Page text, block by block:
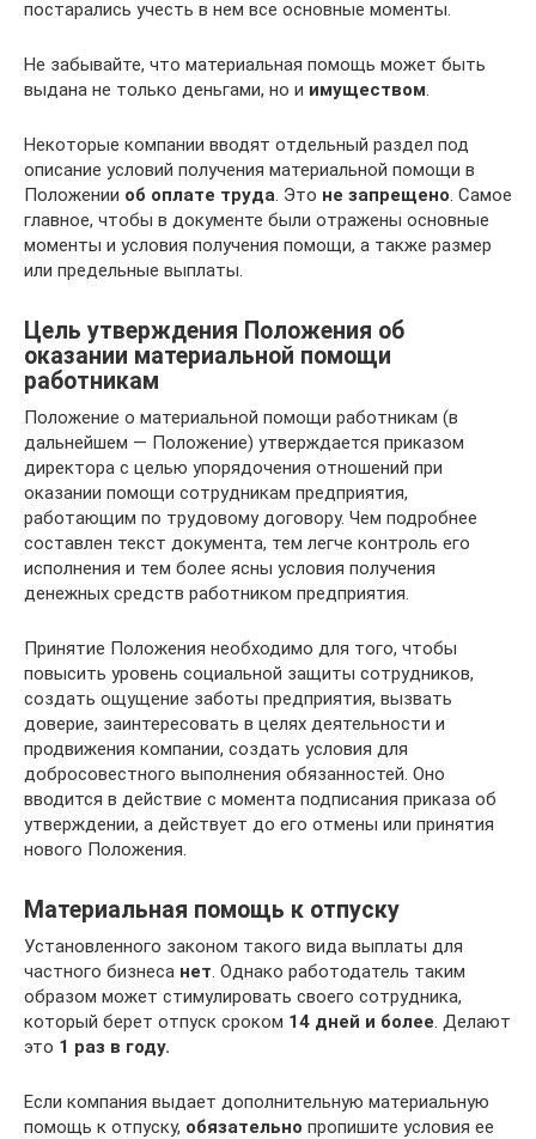
постарались учесть в нем все основные моменты.
Не забывайте, что материальная помощь может быть
выдана не только деньгами, но и имуществом.
Некоторые компании вводят отдельный раздел под
описание условий получения материальной помощи в
Положении об оплате труда. Это не запрещено. Самое
главное, чтобы в документе были отражены основные
моменты и условия получения помощи, а также размер
или предельные выплаты.
Цель утверждения Положения об
оказании материальной помощи
работникам
Положение о материальной помощи работникам (в
дальнейшем — Положение) утверждается приказом
директора с целью упорядочения отношений при
оказании помощи сотрудникам предприятия,
работающим по трудовому договору. Чем подробнее
составлен текст документа, тем легче контроль его
исполнения и тем более ясны условия получения
денежных средств работником предприятия.
Принятие Положения необходимо для того, чтобы
повысить уровень социальной защиты сотрудников,
создать ощущение заботы предприятия, вызвать
доверие, заинтересовать в целях деятельности и
продвижения компании, создать условия для
добросовестного выполнения обязанностей. Оно
вводится в действие с момента подписания приказа об
утверждении, а действует до его отмены или принятия
нового Положения.
Материальная помощь к отпуску
Установленного законом такого вида выплаты для
частного бизнеса нет. Однако работодатель таким
образом может стимулировать своего сотрудника,
который берет отпуск сроком 14 дней и более. Делают
это 1 раз в году.
Если компания выдает дополнительную материальную
помощь к отпуску, обязательно пропишите условия ее